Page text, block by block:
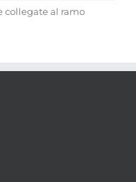
Disegni Territorio
collegate al ramo